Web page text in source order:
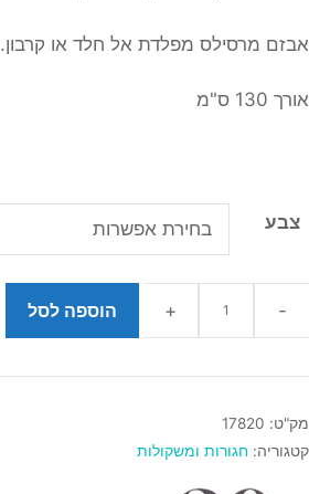
אבזם מרסילס מפלדת אל חלד או קרבון.
אורך 130 ס"מ
צבע
הוספה לסל
מק"ט: 17820
קטגוריה: חגורות ומשקולות